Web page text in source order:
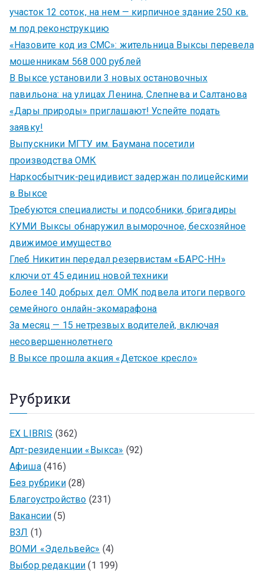
участок 12 соток, на нем — кирпичное здание 250 кв.
м под реконструкцию
«Назовите код из СМС»: жительница Выксы перевела
мошенникам 568 000 рублей
В Выксе установили 3 новых остановочных
павильона: на улицах Ленина, Слепнева и Салтанова
«Дары природы» приглашают! Успейте подать
заявку!
Выпускники МГТУ им. Баумана посетили
производства ОМК
Наркосбытчик-рецидивист задержан полицейскими
в Выксе
Требуются специалисты и подсобники, бригадиры
КУМИ Выксы обнаружил выморочное, бесхозяйное
движимое имущество
Глеб Никитин передал резервистам «БАРС-НН»
ключи от 45 единиц новой техники
Более 140 добрых дел: ОМК подвела итоги первого
семейного онлайн-экомарафона
За месяц — 15 нетрезвых водителей, включая
несовершеннолетнего
В Выксе прошла акция «Детское кресло»
Рубрики
EX LIBRIS (362)
Арт-резиденции «Выкса» (92)
Афиша(416)
Без рубрики(28)
Благоустройство (231)
Вакансии (5)
ВЗЛ (1)
ВОМИ «Эдельвейс» (4)
Выбор редакции (1 199)